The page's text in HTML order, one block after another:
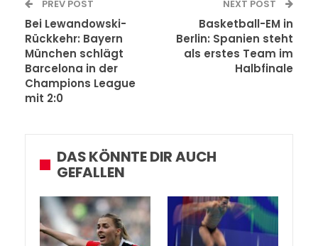
PREV POST
Bei Lewandowski-
Rückkehr: Bayern
München schlägt
Barcelona in der
Champions League
mit 2:0
NEXT POST
Basketball-EM in
Berlin: Spanien steht
als erstes Team im
Halbfinale
DAS KÖNNTE DIR AUCH
GEFALLEN